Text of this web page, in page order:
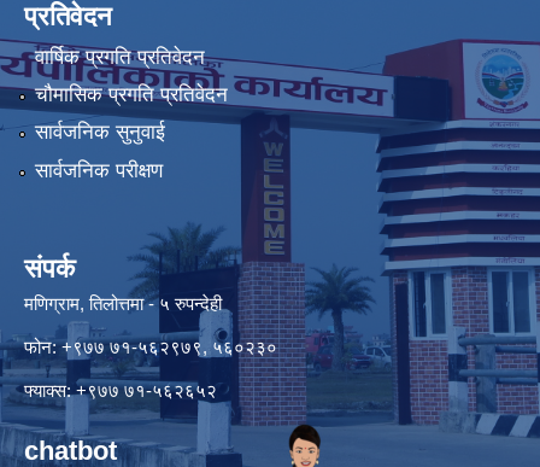
प्रतिवेदन
वार्षिक प्रगति प्रतिवेदन
चौमासिक प्रगति प्रतिवेदन
सार्वजनिक सुनुवाई
सार्वजनिक परीक्षण
संपर्क
मणिग्राम, तिलोत्तमा - ५ रुपन्देही
फोन: +९७७ ७१-५६२९७९, ५६०२३०
फ्याक्स: +९७७ ७१-५६२६५२
chatbot